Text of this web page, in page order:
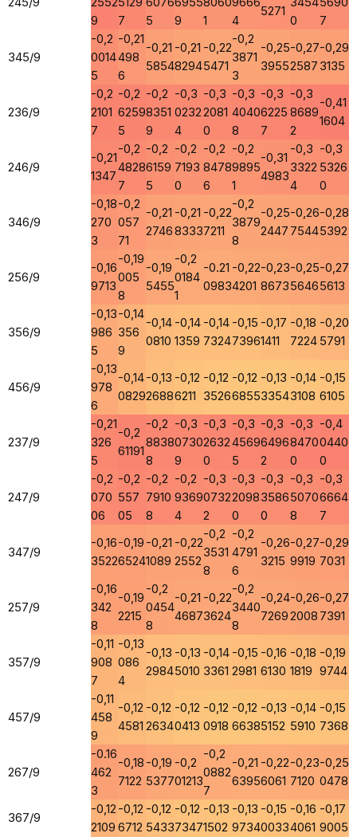
9
7
5
9
1
4
5271
0
7
345/9
-0,2
0014
5
-0,21
498
6
-0,21
5854
-0,21
8294
-0,22
5471
-0,2
3871
3
-0,25
3955
-0,27
2587
-0,29
3135
236/9
-0,2
2101
7
-0,2
6259
5
-0,2
8351
9
-0,3
0232
4
-0,3
2081
0
-0,3
4040
8
-0,3
6225
7
-0,3
8689
2
-0,41
1604
246/9
-0,21
1347
-0,2
4828
7
-0,2
6159
5
-0,2
7193
0
-0,2
8478
6
-0,2
9895
1
-0,31
4983
-0,3
3322
4
-0,3
5326
0
346/9
-0,18
270
3
-0,2
057
71
-0,21
2746
-0,21
8333
-0,22
7211
-0,2
3879
8
-0,25
2447
-0,26
7544
-0,28
5392
256/9
-0,16
9713
-0,19
005
8
-0,19
5455
-0,2
0184
1
-0.21
0983
-0,22
4201
-0,23
8673
-0,25
5646
-0,27
5613
356/9
-0,13
986
5
-0,14
356
9
-0,14
0810
-0,14
1359
-0,14
7324
-0,15
7396
-0,17
1411
-0,18
7224
-0,20
5791
456/9
-0,13
978
6
-0,14
0829
-0,13
2688
-0,12
6211
-0,12
3526
-0,12
6855
-0,13
3354
-0,14
3108
-0,15
6105
237/9
-0,21
326
5
-0,2
61191
-0,2
8838
8
-0,3
0730
9
-0,3
2632
0
-0,3
4569
5
-0,3
6496
2
-0,3
8470
0
-0,4
0440
0
247/9
-0,2
070
06
-0,2
557
05
-0,2
7910
8
-0,2
9369
4
-0,3
0732
2
-0,3
2098
0
-0,3
3586
0
-0,3
5070
8
-0,3
6664
7
347/9
-0,16
3522
-0,19
6524
-0,21
1089
-0,22
2552
-0,2
3531
8
-0,2
4791
6
-0,26
3215
-0,27
9919
-0,29
7031
257/9
-0,16
342
8
-0,19
2215
-0,2
0454
8
-0,21
4687
-0,22
3624
-0,2
3440
8
-0,24
7269
-0,26
2008
-0,27
7391
357/9
-0,11
908
7
-0,13
086
4
-0,13
2984
-0,13
5010
-0,14
3361
-0,15
2981
-0,16
6130
-0,18
1819
-0,19
9744
457/9
-0,11
458
9
-0,12
4581
-0,12
2634
-0,12
0413
-0,12
0918
-0,12
6638
-0,13
5152
-0,14
5910
-0,15
7368
267/9
-0.16
462
3
-0,18
7122
-0,19
5377
-0,2
01213
-0,2
0882
7
-0,21
6395
-0,22
6061
-0,23
7120
-0,25
0478
367/9
-0,12
2109
-0,12
6712
-0,12
5433
-0,12
7347
-0,13
1502
-0,13
9734
-0,15
0033
-0,16
4061
-0,17
9005